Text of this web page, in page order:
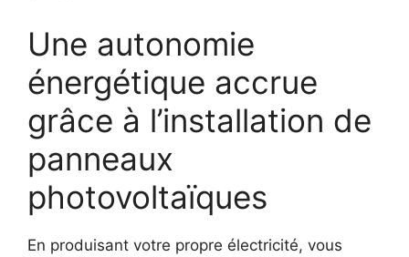
Une autonomie
énergétique accrue
grâce à l’installation de
panneaux
photovoltaïques
En produisant votre propre électricité, vous